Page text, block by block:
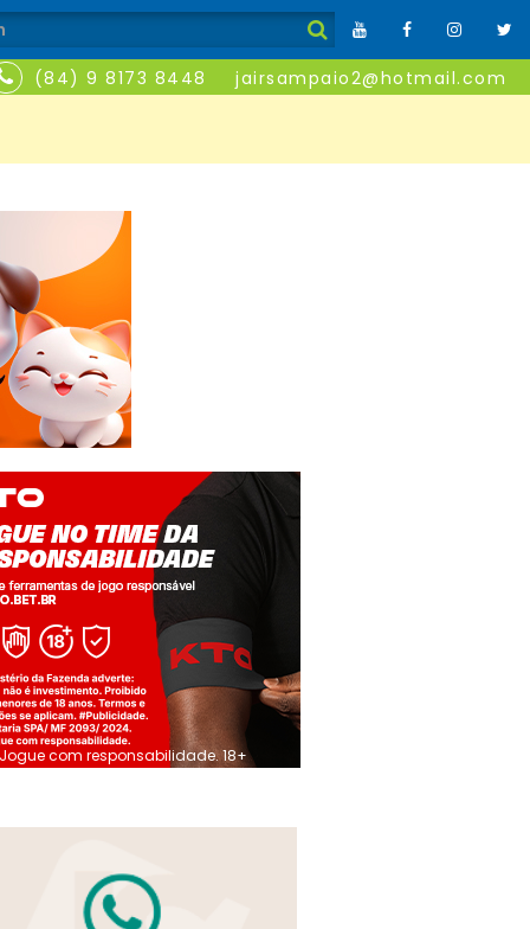
(84) 9 8173 8448 jairsampaio2@hotmail.com
Jogue com responsabilidade. 18+